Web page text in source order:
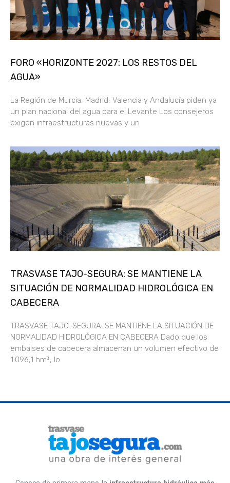
FORO «HORIZONTE 2027: LOS RESTOS DEL
AGUA»
La Región de Murcia, Madrid, Valencia y Andalucía piden ya
un plan nacional del agua para el Levante Los consejeros
exigen infraestructuras nuevas y un
TRASVASE TAJO-SEGURA: SE MANTIENE LA
SITUACIÓN DE NORMALIDAD HIDROLÓGICA EN
CABECERA
TRASVASE TAJO-SEGURA: SE MANTIENE LA SITUACIÓN DE
NORMALIDAD HIDROLÓGICA EN CABECERA Dado que los
embalses de cabecera almacenan un volumen efectivo de
1.096,1 hm³, lo